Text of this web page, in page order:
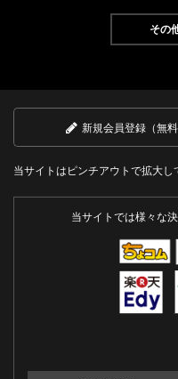
その
新規会員登録（無料
当サイトはピンチアウトで拡大し
当サイトでは様々な